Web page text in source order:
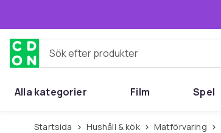
Sök efter produkter
Alla kategorier Film Spel
Startsida Hushåll & kök Matförvaring